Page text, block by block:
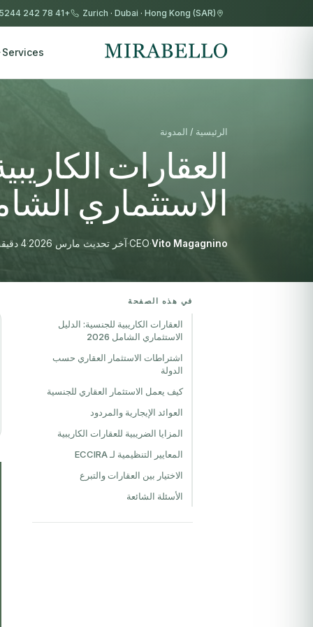
Zurich · Dubai · Hong Kong (SAR)
+41 78 242 5244
Services
الرئيسية / المدونة
العقارات
الاستثماري الشامل
Vito Magagnino
·
CEO
·آخر تحديث مارس 2026 ·4 دقيقة قراءة
في هذه الصفحة
العقارات الكاريبية للجنسية: الدليل
الاستثماري الشامل 2026
اشتراطات الاستثمار العقاري حسب
الدولة
كيف يعمل الاستثمار العقاري للجنسية
العوائد الإيجارية والمردود
المزايا الضريبية للعقارات الكاريبية
المعايير التنظيمية لـ ECCIRA
الاختيار بين العقارات والتبرع
الأسئلة الشائعة